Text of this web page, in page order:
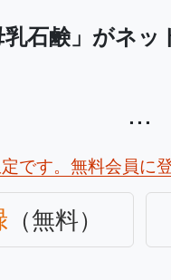
乳石鹸」がネ
...
です。無料会員に
（無料）